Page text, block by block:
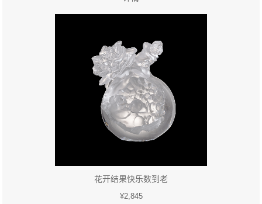
花开结果快乐数到老
¥2,845